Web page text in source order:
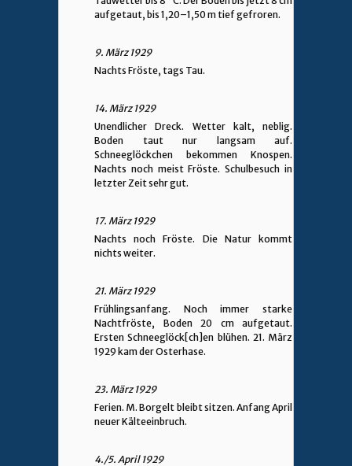
aufgetaut, bis 1,20–1,50 m tief gefroren.
9. März 1929
Nachts Fröste, tags Tau.
14. März 1929
Unendlicher Dreck. Wetter kalt, neblig.
Boden taut nur langsam auf.
Schneeglöckchen bekommen Knospen.
Nachts noch meist Fröste. Schulbesuch in
letzter Zeit sehr gut.
17. März 1929
Nachts noch Fröste. Die Natur kommt
nichts weiter.
21. März 1929
Frühlingsanfang. Noch immer starke
Nachtfröste, Boden 20 cm aufgetaut.
Ersten Schneeglöck[ch]en blühen. 21. März
1929 kam der Osterhase.
23. März 1929
Ferien. M. Borgelt bleibt sitzen. Anfang April
neuer Kälteeinbruch.
4./5. April 1929